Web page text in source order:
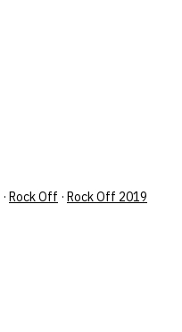
· Rock Off · Rock Off 2019